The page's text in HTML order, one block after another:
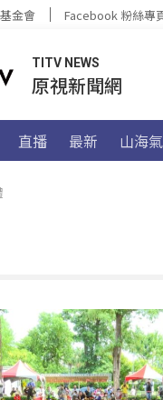
金會 Facebook 粉絲專
TITV NEWS
原視新聞網
直播 最新 山海